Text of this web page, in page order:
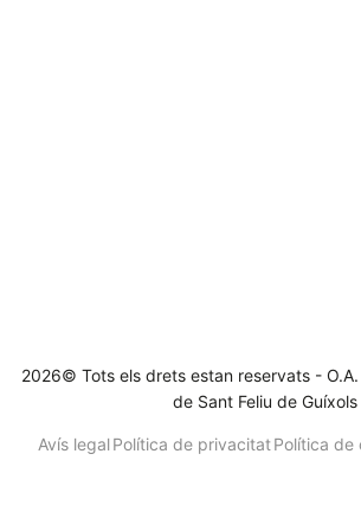
2026© Tots els drets estan reservats - O.A.
de Sant Feliu de Guíxols
Avís legalPolítica de privacitatPolítica de